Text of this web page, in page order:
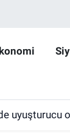
uyuşturucu